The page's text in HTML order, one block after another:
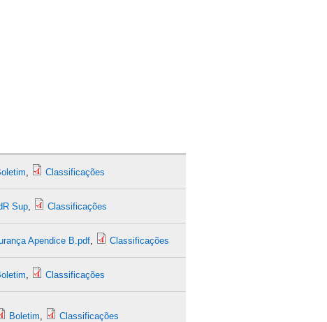
Classificações
Sup Classificações
Apendice B.pdf Classificações
Classificações
Boletim Classificações